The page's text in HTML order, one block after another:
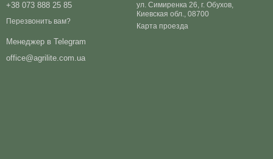
+38 073 888 25 85
Перезвонить вам?
Менеджер в Telegram
office@agrilite.com.ua
ул. Симиренка 26, г. Обухов,
Киевская обл., 08700
Карта проезда